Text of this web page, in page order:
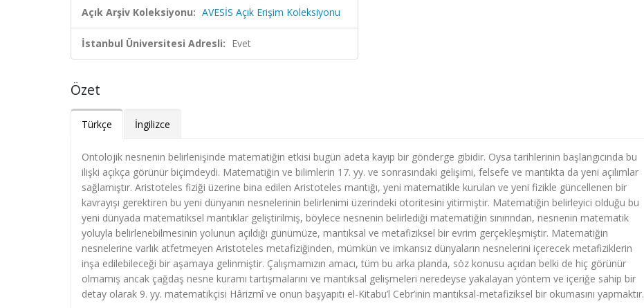
Açık Arşiv Koleksiyonu: AVESİS Açık Erişim Koleksiyonu
İstanbul Üniversitesi Adresli: Evet
Özet
Türkçe İngilizce
Ontolojik nesnenin belirlenişinde matematiğin etkisi bugün adeta kayıp bir gönderge gibidir. Oysa tarihlerinin başlangıcında bu
ilişki açıkça görünür biçimdeydi. Matematiğin ve bilimlerin 17. yy. ve sonrasındaki gelişimi, felsefe ve mantıkta da yeni açılımlar
sağlamıştır. Aristoteles fiziği üzerine bina edilen Aristoteles mantığı, yeni matematikle kurulan ve yeni fizikle güncellenen bir
kavrayışı gerektiren bu yeni dünyanın nesnelerinin belirlenimi üzerindeki otoritesini yitirmiştir. Matematiğin belirleyici olduğu bu
yeni dünyada matematiksel mantıklar geliştirilmiş, böylece nesnenin belirlediği matematiğin sınırından, nesnenin matematik
yoluyla belirlenebilmesinin yolunun açıldığı günümüze, mantıksal ve metafiziksel bir evrim gerçekleşmiştir. Matematiğin
nesnelerine varlık atfetmeyen Aristoteles metafiziğinden, mümkün ve imkansız dünyaların nesnelerini içerecek metafiziklerin
inşa edilebileceği bir aşamaya gelinmiştir. Çalışmamızın amacı, tüm bu arka planda, söz konusu açıdan belki de hiç görünür
olmamış ancak çağdaş nesne kuramı tartışmalarını ve mantıksal gelişmeleri neredeyse yakalayan yöntem ve içeriğe sahip bir
detay olarak 9. yy. matematikçisi Hârizmî ve onun başyapıtı el-Kitabu’l Cebr’inin mantıksal-metafiziksel bir okumasını yapmaktır.